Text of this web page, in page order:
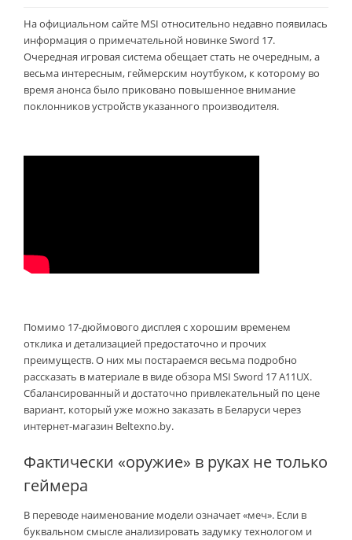
На официальном сайте MSI относительно недавно появилась
информация о примечательной новинке Sword 17.
Очередная игровая система обещает стать не очередным, а
весьма интересным, геймерским ноутбуком, к которому во
время анонса было приковано повышенное внимание
поклонников устройств указанного производителя.
Помимо 17-дюймового дисплея с хорошим временем
отклика и детализацией предостаточно и прочих
преимуществ. О них мы постараемся весьма подробно
рассказать в материале в виде обзора MSI Sword 17 A11UX.
Сбалансированный и достаточно привлекательный по цене
вариант, который уже можно заказать в Беларуси через
интернет-магазин Beltexno.by.
Фактически «оружие» в руках не только
геймера
В переводе наименование модели означает «меч». Если в
буквальном смысле анализировать задумку технологом и